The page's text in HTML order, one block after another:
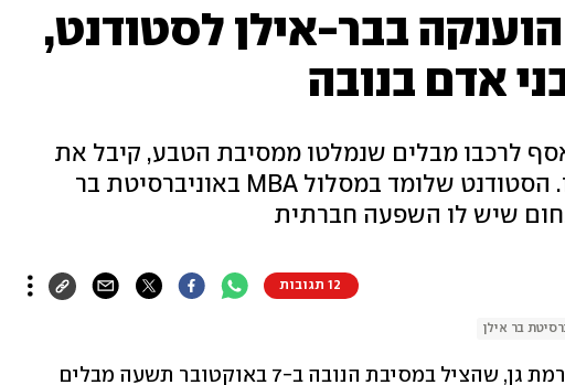
בבר-אילן לסטודנט,
אדם בנובה
באוקטובר אסף לרכבו מבלים שנמלטו ממסיבת הטבע, קיבל את
המלגה על אומץ לבו וגבורתו. הסטודנט שלומד במסלול MBA באוניברסיטת בר
שיש לו השפעה חברתית
12 תגובות
בר אילן